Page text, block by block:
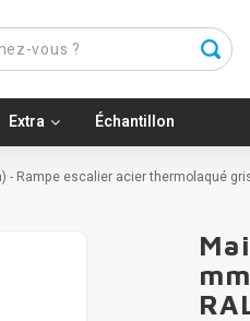
Extra Échantillon
Rampe escalier acier thermolaqué